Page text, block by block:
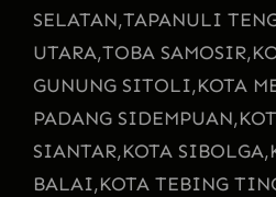
SELATAN,TAPANULI
UTARA,TOBA SAMOSIR,
GUNUNG SITOLI,KOTA
PADANG SIDEMPUAN,
SIANTAR,KOTA SIBOLGA,
BALAI,KOTA TEBING